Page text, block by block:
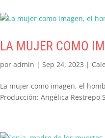
LA MUJER COMO
poradmin |Sep 24, 2023 |
La mujer como imagen, el
Producción: Angélica Restrepo